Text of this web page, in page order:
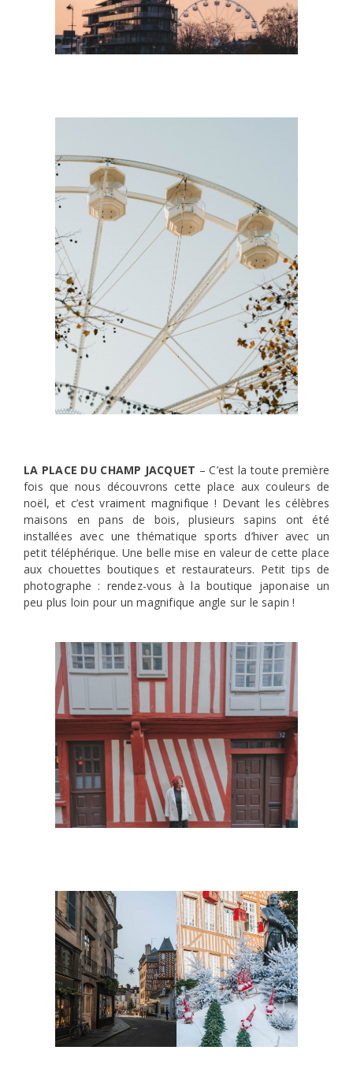
LA PLACE DU CHAMP JACQUET – C’est la toute première
fois que nous découvrons cette place aux couleurs de
noël, et c’est vraiment magnifique ! Devant les célèbres
maisons en pans de bois, plusieurs sapins ont été
installées avec une thématique sports d’hiver avec un
petit téléphérique. Une belle mise en valeur de cette place
aux chouettes boutiques et restaurateurs. Petit tips de
photographe : rendez-vous à la boutique japonaise un
peu plus loin pour un magnifique angle sur le sapin !